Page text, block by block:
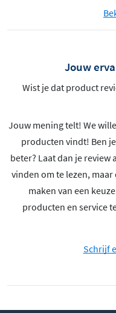
Jouw
Wist je dat product
Jouw mening telt! We
producten vindt! Ben
beter? Laat dan je review
vinden om te lezen,
maken van een
producten en service
Schrijf